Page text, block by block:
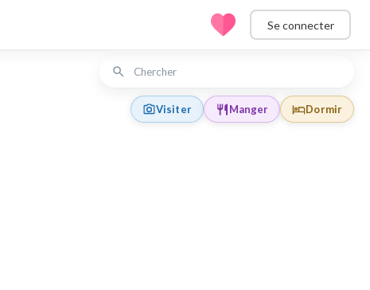
Se connecter
Visiter Manger Dormir